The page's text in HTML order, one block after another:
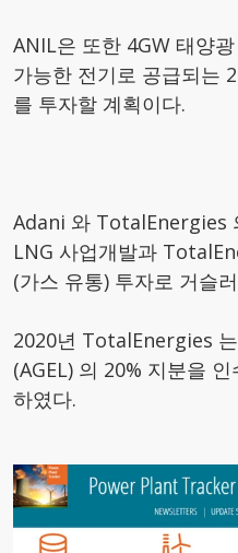
ANIL은 또한 4GW 태양
가능한 전기로 공급되는
를 투자할 계획이다.
Adani 와 TotalEnergies
LNG 사업개발과
(가스 유통) 투자로 거슬
2020년 TotalEnergies
(AGEL) 의 20% 지분을
하였다.